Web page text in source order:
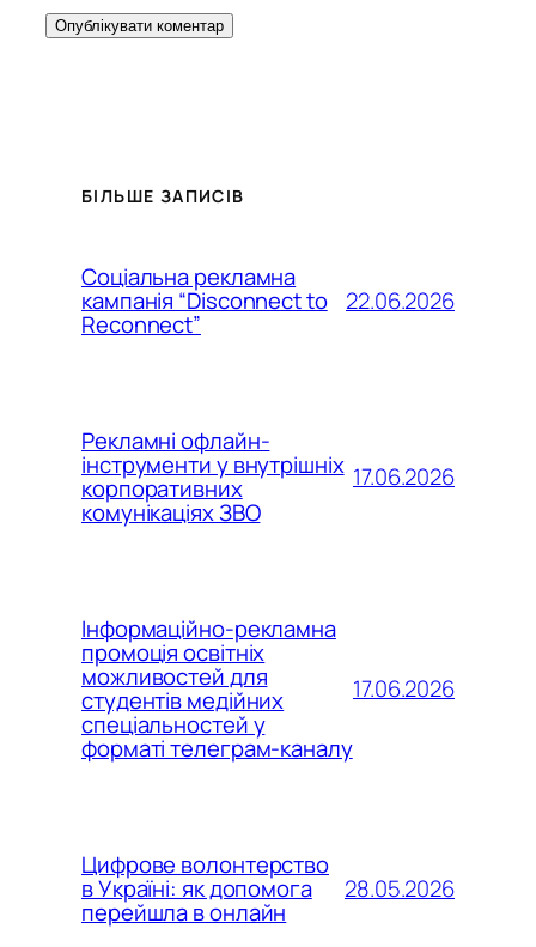
БІЛЬШЕ ЗАПИСІВ
Соціальна рекламна
кампанія “Disconnect to
Reconnect”
22.06.2026
Рекламні офлайн-
інструменти у внутрішніх
корпоративних
комунікаціях ЗВО
17.06.2026
Інформаційно-рекламна
промоція освітніх
можливостей для
студентів медійних
спеціальностей у
форматі телеграм-каналу
17.06.2026
Цифрове волонтерство
в Україні: як допомога
перейшла в онлайн
28.05.2026